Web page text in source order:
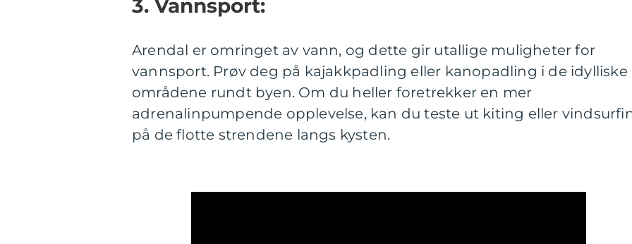
3. Vannsport:
Arendal er omringet av vann, og dette gir utallige muligheter for
vannsport. Prøv deg på kajakkpadling eller kanopadling i de idylliske
områdene rundt byen. Om du heller foretrekker en mer
adrenalinpumpende opplevelse, kan du teste ut kiting eller
på de flotte strendene langs kysten.